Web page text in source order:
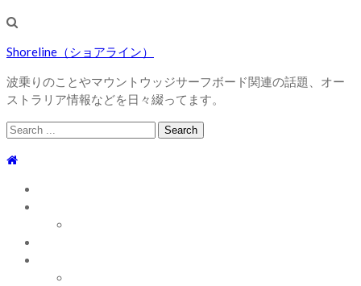
Shoreline（ショアライン）
波乗りのことやマウントウッジサーフボード関連の話題、オー
ストラリア情報などを日々綴ってます。
Search